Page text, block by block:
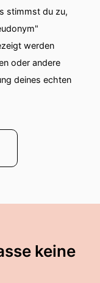
stimmst du zu,
werden
oder andere
deines echten
keine